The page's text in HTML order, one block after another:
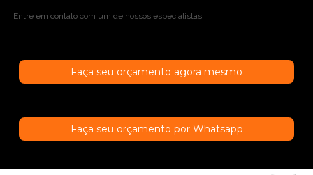
Entre em contato com um de nossos especialistas!
Faça seu orçamento agora mesmo
Faça seu orçamento por Whatsapp